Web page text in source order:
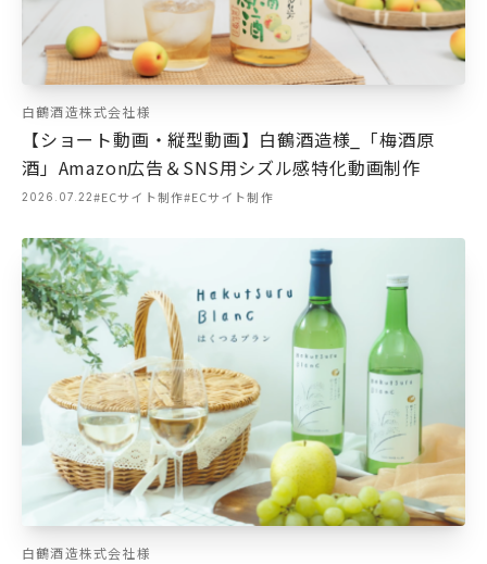
白鶴酒造株式会社様
【ショート動画・縦型動画】白鶴酒造様_「梅酒原
酒」Amazon広告＆SNS用シズル感特化動画制作
2026.07.22#ECサイト制作#ECサイト制作
白鶴酒造株式会社様